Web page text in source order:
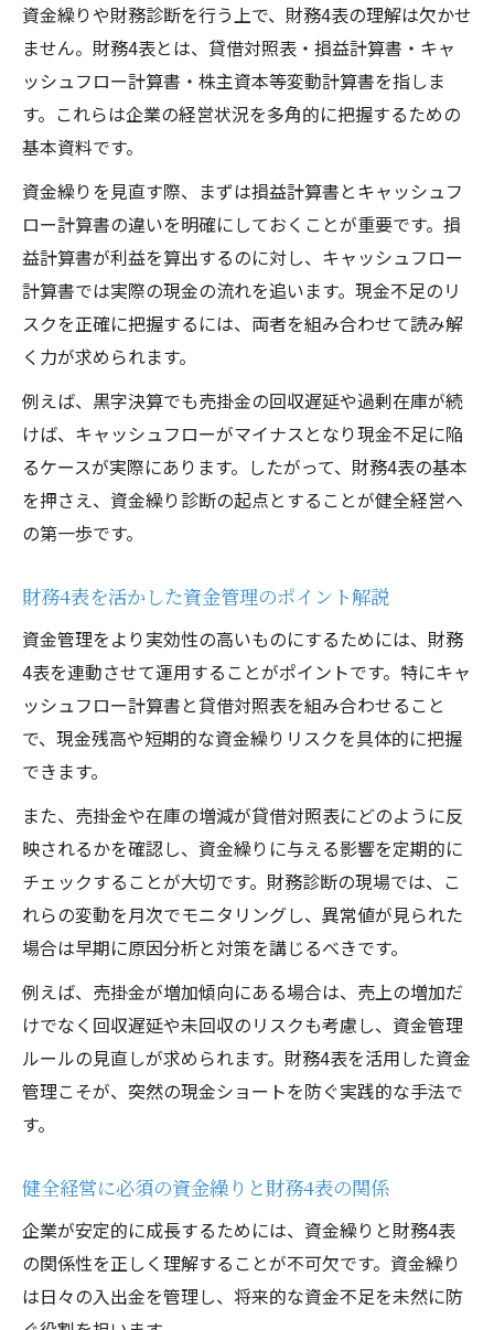
資金繰りや財務診断を行う上で、財務4表の理解は欠かせ
ません。財務4表とは、貸借対照表・損益計算書・キャ
ッシュフロー計算書・株主資本等変動計算書を指しま
す。これらは企業の経営状況を多角的に把握するための
基本資料です。
資金繰りを見直す際、まずは損益計算書とキャッシュフ
ロー計算書の違いを明確にしておくことが重要です。損
益計算書が利益を算出するのに対し、キャッシュフロー
計算書では実際の現金の流れを追います。現金不足のリ
スクを正確に把握するには、両者を組み合わせて読み解
く力が求められます。
例えば、黒字決算でも売掛金の回収遅延や過剰在庫が続
けば、キャッシュフローがマイナスとなり現金不足に陥
るケースが実際にあります。したがって、財務4表の基本
を押さえ、資金繰り診断の起点とすることが健全経営へ
の第一歩です。
財務4表を活かした資金管理のポイント解説
資金管理をより実効性の高いものにするためには、財務
4表を連動させて運用することがポイントです。特にキャ
ッシュフロー計算書と貸借対照表を組み合わせること
で、現金残高や短期的な資金繰りリスクを具体的に把握
できます。
また、売掛金や在庫の増減が貸借対照表にどのように反
映されるかを確認し、資金繰りに与える影響を定期的に
チェックすることが大切です。財務診断の現場では、こ
れらの変動を月次でモニタリングし、異常値が見られた
場合は早期に原因分析と対策を講じるべきです。
例えば、売掛金が増加傾向にある場合は、売上の増加だ
けでなく回収遅延や未回収のリスクも考慮し、資金管理
ルールの見直しが求められます。財務4表を活用した資金
管理こそが、突然の現金ショートを防ぐ実践的な手法で
す。
健全経営に必須の資金繰りと財務4表の関係
企業が安定的に成長するためには、資金繰りと財務4表
の関係性を正しく理解することが不可欠です。資金繰り
は日々の入出金を管理し、将来的な資金不足を未然に防